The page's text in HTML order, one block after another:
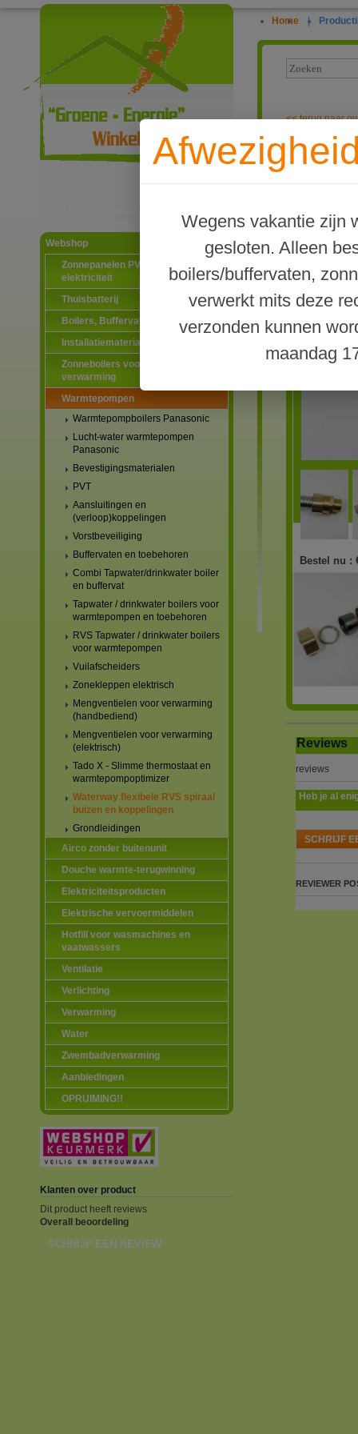
Webshop
Zonnepanelen PV-systemen
elektriciteit
Thuisbatterij
Boilers, Buffervaten en toebehoren
Installatiematerialen
Zonneboilers voor warmtapwater en
verwarming
Warmtepompen
Warmtepompboilers Panasonic
Lucht-water warmtepompen
Panasonic
Bevestigingsmaterialen
PVT
Aansluitingen en
(verloop)koppelingen
Vorstbeveiliging
Buffervaten en toebehoren
Combi Tapwater/drinkwater boiler
en buffervat
Tapwater / drinkwater boilers voor
warmtepompen en toebehoren
RVS Tapwater / drinkwater boilers
voor warmtepompen
Vuilafscheiders
Zonekleppen elektrisch
Mengventielen voor verwarming
(handbediend)
Mengventielen voor verwarming
(elektrisch)
Tado X - Slimme thermostaat en
warmtepompoptimizer
Waterway flexibele RVS spiraal
buizen en koppelingen
Grondleidingen
Airco zonder buitenunit
Douche warmte-terugwinning
Elektriciteitsproducten
Elektrische vervoermiddelen
Hotfill voor wasmachines en
vaatwassers
Ventilatie
Verlichting
Verwarming
Water
Zwembadverwarming
Aanbiedingen
OPRUIMING!!
Klanten over product
Dit product heeft reviews
Overall beoordeling
SCHRIJF EEN REVIEW
Home |
Wegens vakantie zijn
gesloten. Alleen
boilers/buffervaten,
verwerkt mits deze
verzonden kunnen
maandag
<<terug naar
Waterway
Bestel nu :
Reviews
reviews
Heb je al
SCHRIJF
REVIEWER